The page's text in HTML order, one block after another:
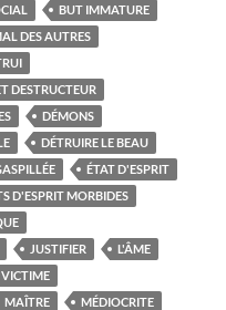
BUT IMMATURE
DES AUTRES
DESTRUCTEUR
DÉMONS
DÉTRUIRE LE BEAU
ÉTAT D'ESPRIT
D'ESPRIT MORBIDES
JUSTIFIER
L'ÂME
MAÎTRE
MÉDIOCRITE